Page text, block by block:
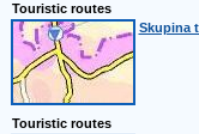
Touristic routes
Skupina
Touristic routes